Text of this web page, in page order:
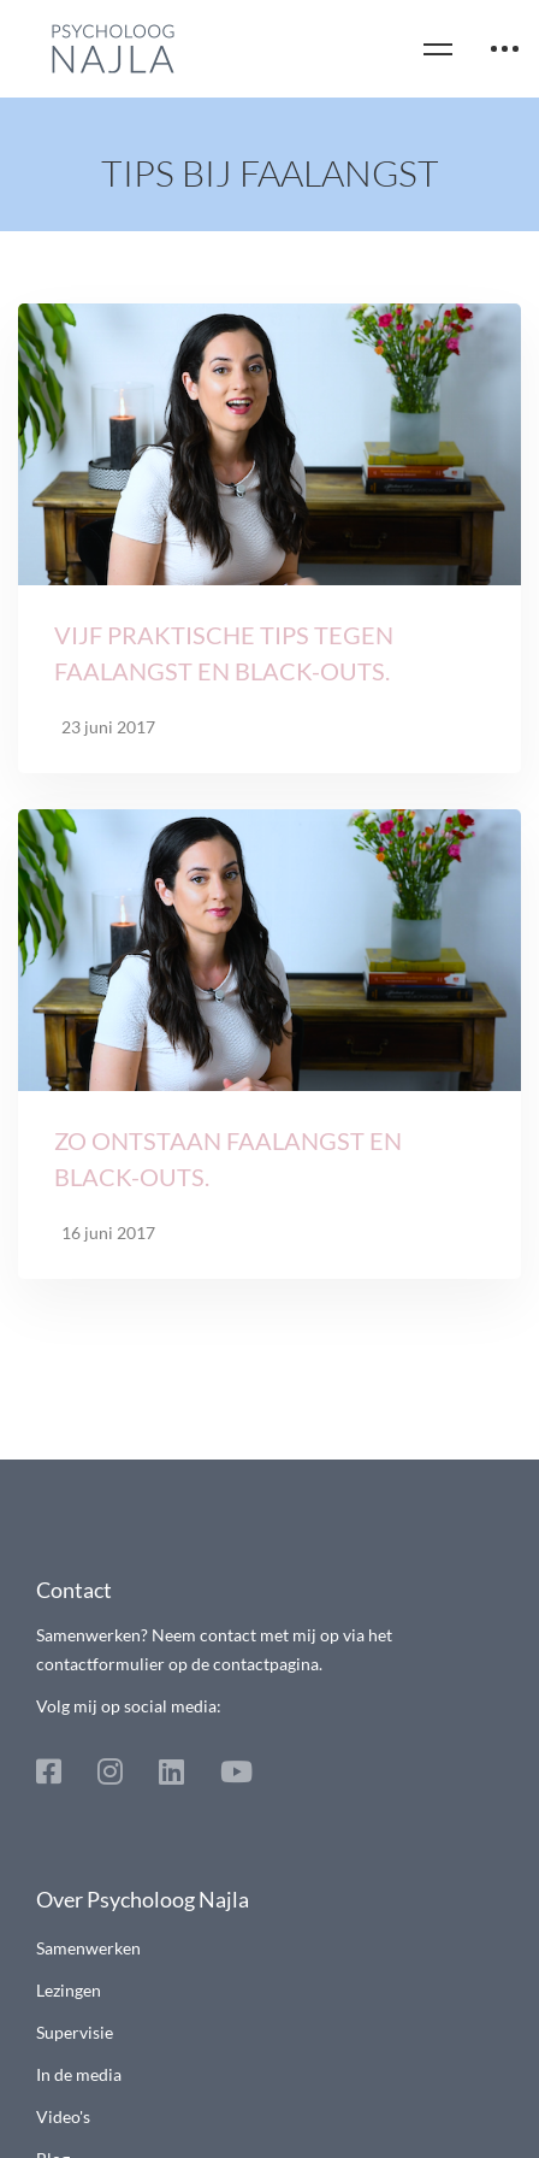
TIPS BIJ FAALANGST
VIJF PRAKTISCHE TIPS TEGEN
FAALANGST EN BLACK-OUTS.
23 juni 2017
ZO ONTSTAAN FAALANGST EN
BLACK-OUTS.
16 juni 2017
Contact
Samenwerken? Neem contact met mij op via het
contactformulier op de contactpagina.
Volg mij op social media:
Over Psycholoog Najla
Samenwerken
Lezingen
Supervisie
In de media
Video's